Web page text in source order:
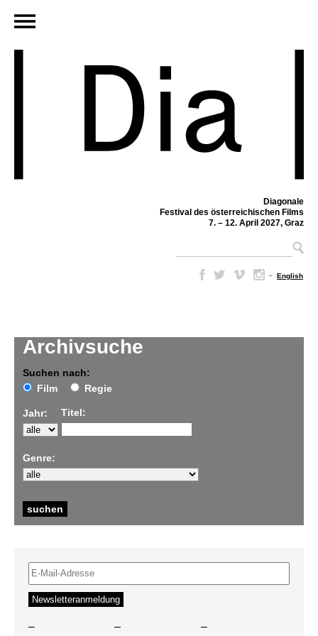
Diagonale
Festival des österreichischen Films
7. – 12. April 2027, Graz
– English
Archivsuche
Suchen nach:
Film
Regie
Jahr: Titel:
Genre:
– – –